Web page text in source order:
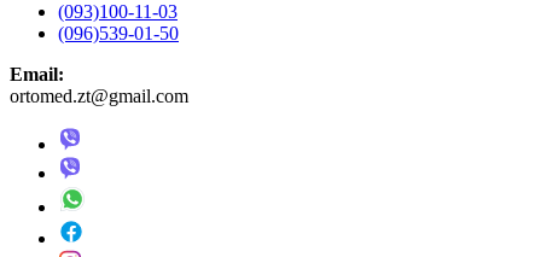
(093)100-11-03
(096)539-01-50
Email:
ortomed.zt@gmail.com